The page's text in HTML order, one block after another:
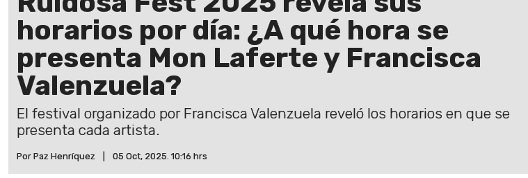
horarios por día: ¿A qué hora se
presenta Mon Laferte y Francisca
Valenzuela?
El festival organizado por Francisca Valenzuela reveló los horarios en que se
presenta cada artista.
Por Paz Henríquez 05 Oct, 2025. 10:16 hrs